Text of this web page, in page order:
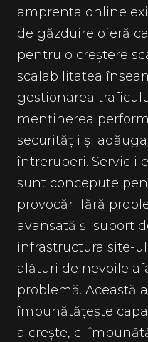
amprenta online
de găzduire oferă
pentru o creștere
scalabilitatea
gestionarea
menținerea
securității și
întreruperi.
sunt concepute
provocări fără
avansată și suport
infrastructura site-
alături de nevoile
problemă. Această
îmbunătățește
a crește, ci